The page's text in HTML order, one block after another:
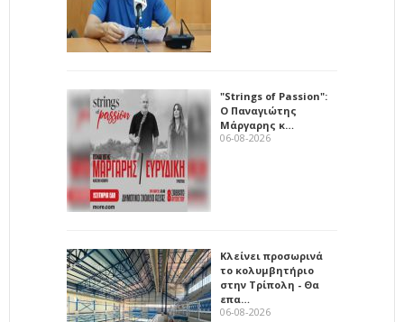
"Strings of Passion":
Ο Παναγιώτης
Μάργαρης κ…
06-08-2026
Κλείνει προσωρινά
το κολυμβητήριο
στην Τρίπολη - Θα
επα…
06-08-2026